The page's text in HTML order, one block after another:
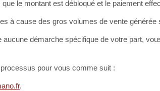
le montant est débloqué et le paiement
à cause des gros volumes de vente générée
démarche spécifique de votre part,
pour vous comme suit :
.